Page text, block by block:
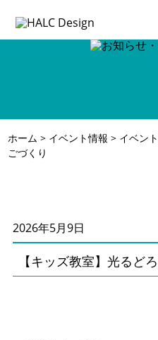
ホーム > イベント情報 > イベント
ごづくり
2026年5月9日
【キッズ教室】光るど